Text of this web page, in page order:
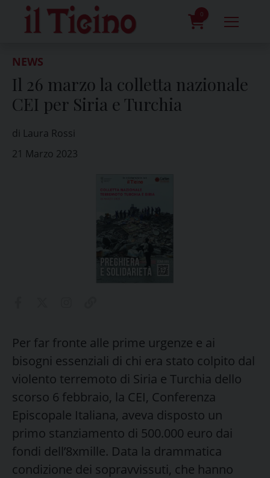
content
0
NEWS
Il 26 marzo la colletta nazionale
CEI per Siria e Turchia
di Laura Rossi
21 Marzo 2023
Per far fronte alle prime urgenze e ai
bisogni essenziali di chi era stato colpito dal
violento terremoto di Siria e Turchia dello
scorso 6 febbraio, la CEI, Conferenza
Episcopale Italiana, aveva disposto un
primo stanziamento di 500.000 euro dai
fondi dell’8xmille. Data la drammatica
condizione dei sopravvissuti, che hanno